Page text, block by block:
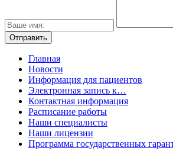
Главная
Новости
Информация для пациентов
Электронная запись к…
Контактная информация
Расписание работы
Наши специалисты
Наши лицензии
Программа государственных